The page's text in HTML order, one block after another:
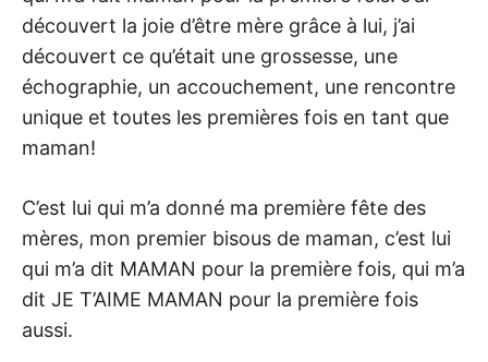
découvert la joie d’être mère grâce à lui, j’ai
découvert ce qu’était une grossesse, une
échographie, un accouchement, une rencontre
unique et toutes les premières fois en tant que
maman!
C’est lui qui m’a donné ma première fête des
mères, mon premier bisous de maman, c’est lui
qui m’a dit MAMAN pour la première fois, qui m’a
dit JE T’AIME MAMAN pour la première fois
aussi.